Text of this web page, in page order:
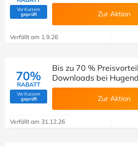
Vor Kurzem
geprüft(Von Savoo geprüft) Zur Aktion
Verfällt am 1.9.26
70%
RABATT
Vor Kurzem
geprüft(Von Savoo geprüft)
Bis zu 70 %
Downloads bei
Zur Aktion
Verfällt am 31.12.26